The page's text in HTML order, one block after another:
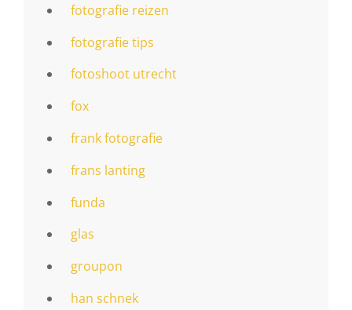
fotografie reizen
fotografie tips
fotoshoot utrecht
fox
frank fotografie
frans lanting
funda
glas
groupon
han schnek